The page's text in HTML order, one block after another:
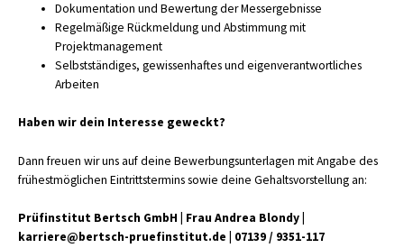
Dokumentation und Bewertung der Messergebnisse
Regelmäßige Rückmeldung und Abstimmung mit
Projektmanagement
Selbstständiges, gewissenhaftes und eigenverantwortliches
Arbeiten
Haben wir dein Interesse geweckt?
Dann freuen wir uns auf deine Bewerbungsunterlagen mit Angabe des
frühestmöglichen Eintrittstermins sowie deine Gehaltsvorstellung an:
Prüfinstitut Bertsch GmbH | Frau Andrea Blondy |
karriere@bertsch-pruefinstitut.de | 07139 / 9351-117